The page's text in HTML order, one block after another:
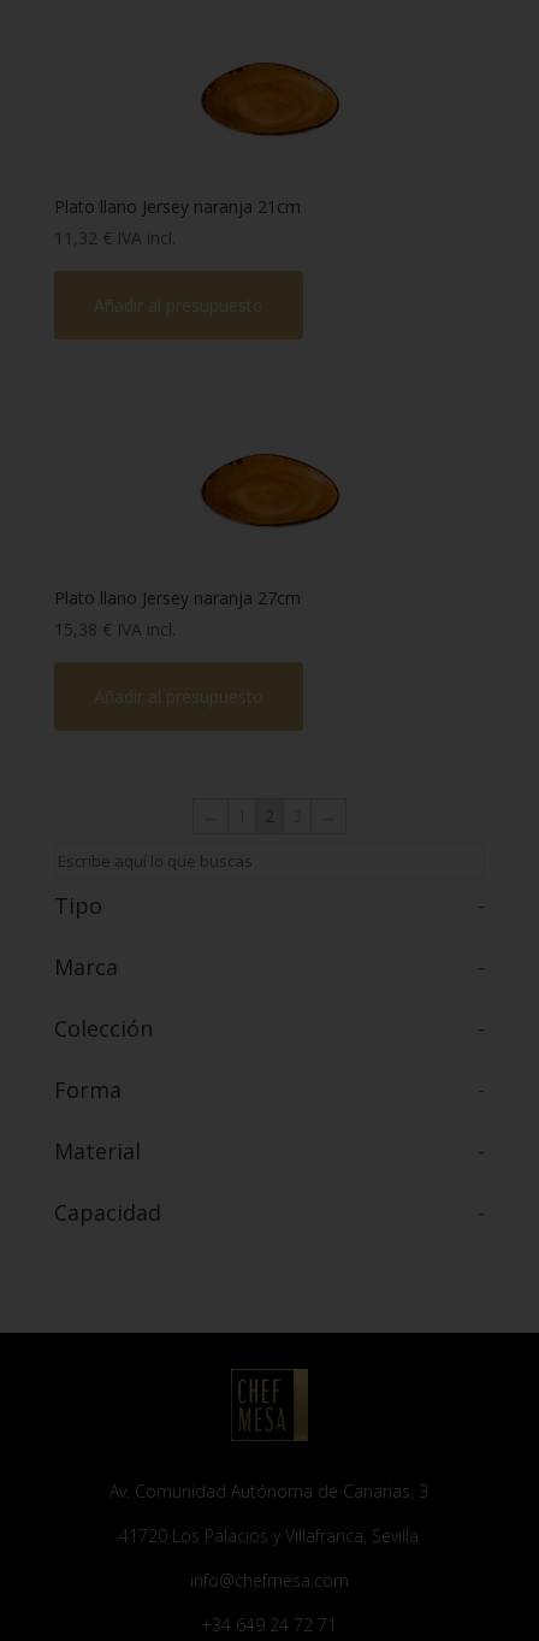
Plato llano Jersey naranja 21cm
11,32 € IVA incl.
Añadir al presupuesto
Plato llano Jersey naranja 27cm
15,38 € IVA incl.
Añadir al presupuesto
← 1 2 3 →
Tipo -
Marca -
Colección -
Forma -
Material -
Capacidad -
Av. Comunidad Autónoma de Canarias, 3
41720 Los Palacios y Villafranca, Sevilla
info@chefmesa.com
+34 649 24 72 71